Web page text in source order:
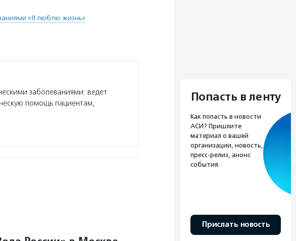
«Я люблю жизнь»
заболеваниями: ведет
помощь пациентам,
Попасть в ленту
Как попасть в новости
АСИ? Пришлите
материал о вашей
организации, новость,
пресс-релиз, анонс
события.
Прислать новость